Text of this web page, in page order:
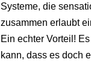
Systeme, die
zusammen erlaubt
Ein echter Vorteil!
kann, dass es doch